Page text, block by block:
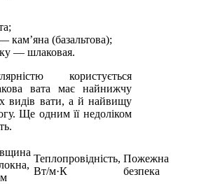
кам’яна (базальтова);
— шлаковая.
користується
вата має найнижчу
видів вати, а й найвищу
Ще одним її недоліком
Теплопровідність,
Вт/м·К
Пожежна
безпека